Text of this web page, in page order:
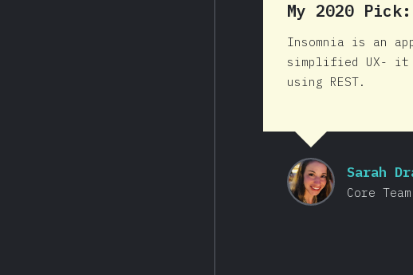
My 2020 Pick:
Insomnia is an
simplified UX- it
using REST.
Sarah
Core